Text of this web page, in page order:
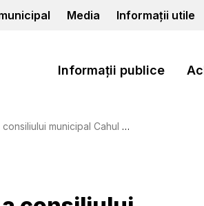
Media Informații utile
Informații publice
municipal Cahul din 14.09.2021